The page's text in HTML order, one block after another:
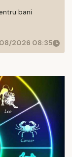
bani
2026 08:35